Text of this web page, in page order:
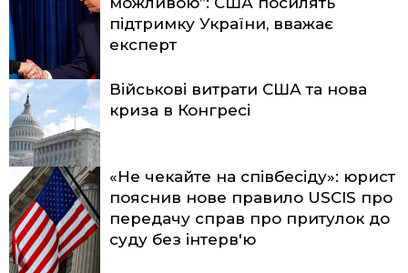
підтримку України, вважає
експерт
Військові витрати США та нова
криза в Конгресі
«Не чекайте на співбесіду»: юрист
пояснив нове правило USCIS про
передачу справ про притулок до
суду без інтерв'ю